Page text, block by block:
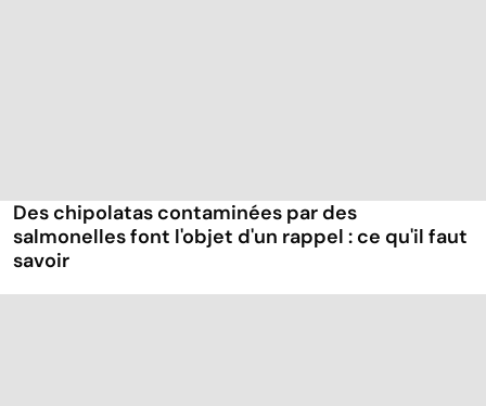
Des chipolatas contaminées par des
salmonelles font l'objet d'un rappel : ce qu'il faut
savoir